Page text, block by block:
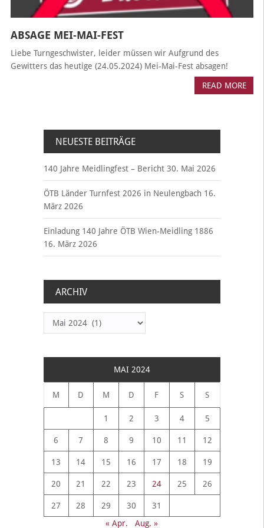
ABSAGE MEI-MAI-FEST
Liebe Turngeschwister, leider müssen wir Aufgrund des
Gewitters das heutige (24.05.2024) Mei-Mai-Fest absagen!
READ MORE
NEUESTE BEITRÄGE
140 Jahre Meidlingfest – Bericht 30. Mai 2026
ÖTB Länder Turnfest 2026 in Neulengbach 16.
März 2026
Einladung 140 Jahre ÖTB Wien-Meidling 1886
16. März 2026
ARCHIV
Archiv
MAI 2024
M D M D F S S
1 2 3 4 5
6 7 8 9 10 11 12
13 14 15 16 17 18 19
20 21 22 23 24 25 26
27 28 29 30
31
« Apr.
Aug. »